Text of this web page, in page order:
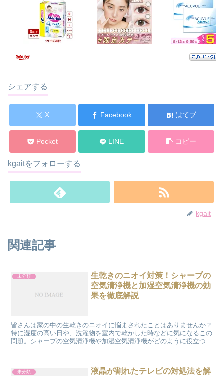
シェアする
X Facebook はてブ
Pocket LINE コピー
kgaitをフォローする
kgait
関連記事
未分類
生乾きのニオイ対策！シャープの
空気清浄機と加湿空気清浄機の効
果を徹底解説
皆さんは家の中の生乾きのニオイに悩まされたことはありませんか？
特に湿度の高い日や、洗濯物を室内で乾かした時などに気になるこの
問題。シャープの空気清浄機や加湿空気清浄機がどのように役立つの
未分類
液晶が割れたテレビの対処法を解